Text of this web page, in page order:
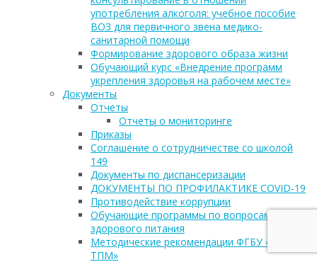
употребления алкоголя: учебное пособие
ВОЗ для первичного звена медико-
санитарной помощи
Формирование здорового образа жизни
Обучающий курс «Внедрение программ
укрепления здоровья на рабочем месте»
Документы
Отчеты
Отчеты о мониторинге
Приказы
Соглашение о сотрудничестве со школой
149
Документы по диспансеризации
ДОКУМЕНТЫ ПО ПРОФИЛАКТИКЕ COVID-19
Противодействие коррупции
Обучающие программы по вопросам
здорового питания
Методические рекомендации ФГБУ «НМИЦ
ТПМ»